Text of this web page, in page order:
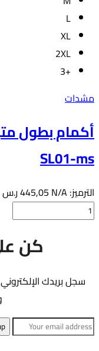
L
XL
2XL
+3
مشدات
أكمام بطول
SL01-ms
الترميز: N/A
445,05ر.س
كمية
SL01-
الأشكال
لهذا
المنتج.
كن
سجل بريدك